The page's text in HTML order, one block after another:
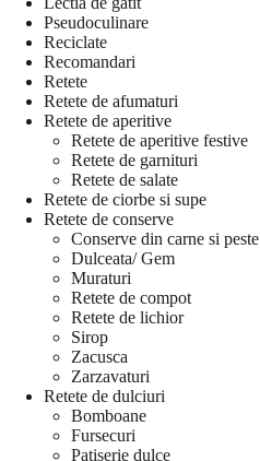
Pseudoculinare
Reciclate
Recomandari
Retete
Retete de afumaturi
Retete de aperitive
Retete de aperitive festive
Retete de garnituri
Retete de salate
Retete de ciorbe si supe
Retete de conserve
Conserve din carne si peste
Dulceata/ Gem
Muraturi
Retete de compot
Retete de lichior
Sirop
Zacusca
Zarzavaturi
Retete de dulciuri
Bomboane
Fursecuri
Patiserie dulce